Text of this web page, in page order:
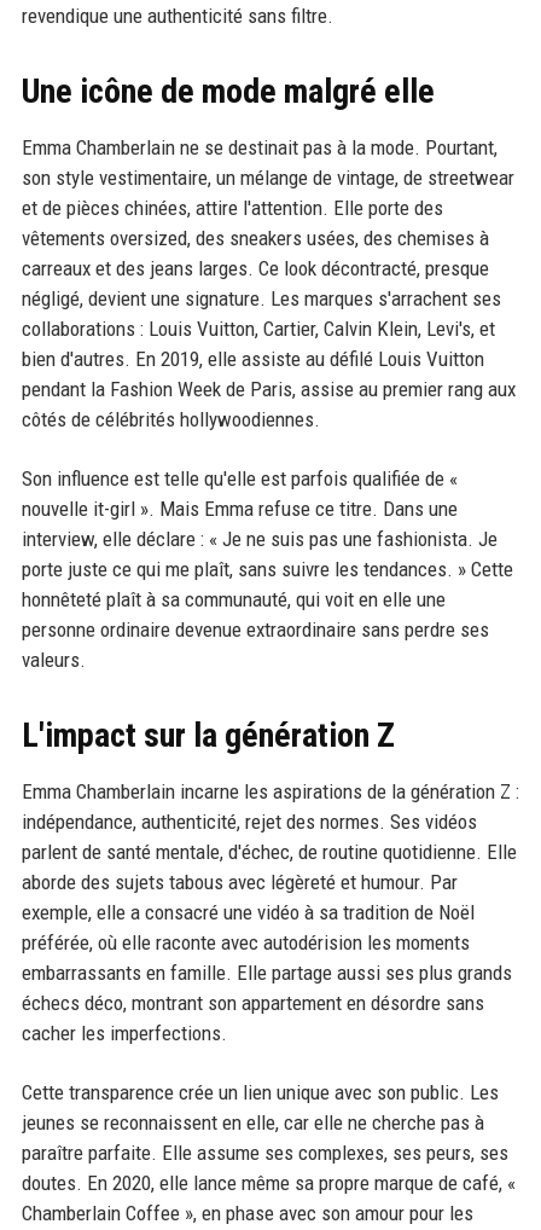
revendique une authenticité sans filtre.
Une icône de mode malgré elle
Emma Chamberlain ne se destinait pas à la mode. Pourtant,
son style vestimentaire, un mélange de vintage, de streetwear
et de pièces chinées, attire l'attention. Elle porte des
vêtements oversized, des sneakers usées, des chemises à
carreaux et des jeans larges. Ce look décontracté, presque
négligé, devient une signature. Les marques s'arrachent ses
collaborations : Louis Vuitton, Cartier, Calvin Klein, Levi's, et
bien d'autres. En 2019, elle assiste au défilé Louis Vuitton
pendant la Fashion Week de Paris, assise au premier rang aux
côtés de célébrités hollywoodiennes.
Son influence est telle qu'elle est parfois qualifiée de «
nouvelle it-girl ». Mais Emma refuse ce titre. Dans une
interview, elle déclare : « Je ne suis pas une fashionista. Je
porte juste ce qui me plaît, sans suivre les tendances. » Cette
honnêteté plaît à sa communauté, qui voit en elle une
personne ordinaire devenue extraordinaire sans perdre ses
valeurs.
L'impact sur la génération Z
Emma Chamberlain incarne les aspirations de la génération Z :
indépendance, authenticité, rejet des normes. Ses vidéos
parlent de santé mentale, d'échec, de routine quotidienne. Elle
aborde des sujets tabous avec légèreté et humour. Par
exemple, elle a consacré une vidéo à sa tradition de Noël
préférée, où elle raconte avec autodérision les moments
embarrassants en famille. Elle partage aussi ses plus grands
échecs déco, montrant son appartement en désordre sans
cacher les imperfections.
Cette transparence crée un lien unique avec son public. Les
jeunes se reconnaissent en elle, car elle ne cherche pas à
paraître parfaite. Elle assume ses complexes, ses peurs, ses
doutes. En 2020, elle lance même sa propre marque de café, «
Chamberlain Coffee », en phase avec son amour pour les